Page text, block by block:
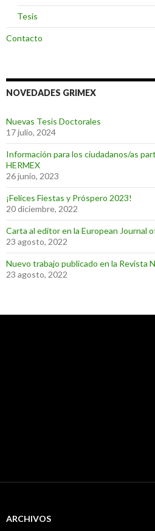
Tesis
Contacto
NOVEDADES GRIMEX
Nuevas Tesis Doctorales
17 julio, 2024
Información para los ciudadanos/as
HERMEX
26 junio, 2023
¡Felices Fiestas y Próspero 2023!
20 diciembre, 2022
Carta al editor en la European Journal
23 agosto, 2022
Nuevo trabajo publicado en la Revista
23 agosto, 2022
ARCHIVOS